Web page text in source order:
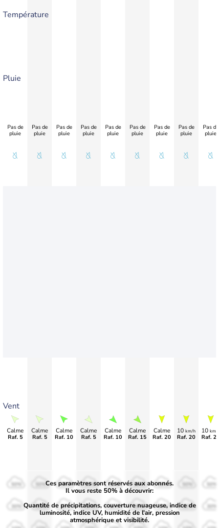
Température
Pluie
Vent
Pas de
pluie
Calme
Raf. 5
Pas de
pluie
Calme
Raf. 5
Pas de
pluie
Calme
Raf. 10
Pas de
pluie
Calme
Raf. 5
Pas de
pluie
Calme
Raf. 10
Pas de
pluie
Calme
Raf. 15
Pas de
pluie
Calme
Raf. 20
Pas de
pluie
10 km/h
Raf. 20
Pas de
pluie
10 km/
Raf.
50%
30%
50%
30%
50%
30%
50%
30%
50%
30%
50%
30%
50%
30% 30% 30%
Ces paramètres sont réservés aux abonnés.
Il vous reste 50% à découvrir:
Quantité de précipitations, couverture nuageuse, indice de
luminosité, indice UV, humidité de l'air, pression
atmosphérique et visibilité.